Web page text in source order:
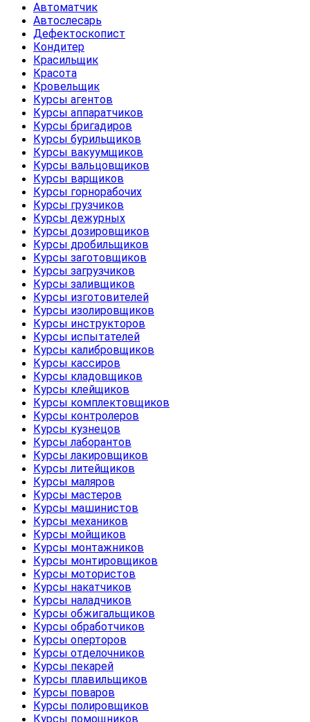
Автоматчик
Автослесарь
Дефектоскопист
Кондитер
Красильщик
Красота
Кровельщик
Курсы агентов
Курсы аппаратчиков
Курсы бригадиров
Курсы бурильщиков
Курсы вакуумщиков
Курсы вальцовщиков
Курсы варщиков
Курсы горнорабочих
Курсы грузчиков
Курсы дежурных
Курсы дозировщиков
Курсы дробильщиков
Курсы заготовщиков
Курсы загрузчиков
Курсы заливщиков
Курсы изготовителей
Курсы изолировщиков
Курсы инструкторов
Курсы испытателей
Курсы калибровщиков
Курсы кассиров
Курсы кладовщиков
Курсы клейщиков
Курсы комплектовщиков
Курсы контролеров
Курсы кузнецов
Курсы лаборантов
Курсы лакировщиков
Курсы литейщиков
Курсы маляров
Курсы мастеров
Курсы машинистов
Курсы механиков
Курсы мойщиков
Курсы монтажников
Курсы монтировщиков
Курсы мотористов
Курсы накатчиков
Курсы наладчиков
Курсы обжигальщиков
Курсы обработчиков
Курсы оперторов
Курсы отделочников
Курсы пекарей
Курсы плавильщиков
Курсы поваров
Курсы полировщиков
Курсы помощников